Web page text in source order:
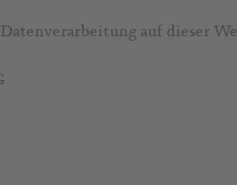
auf dieser